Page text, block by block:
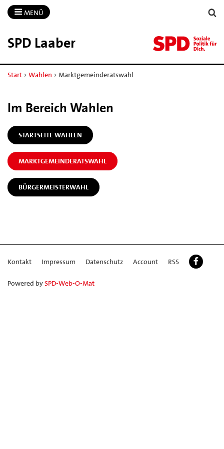
MENÜ
SPD Laaber
Start › Wahlen › Marktgemeinderatswahl
Im Bereich Wahlen
STARTSEITE WAHLEN
MARKTGEMEINDERATSWAHL
BÜRGERMEISTERWAHL
Kontakt Impressum Datenschutz Account RSS
Powered bySPD-Web-O-Mat